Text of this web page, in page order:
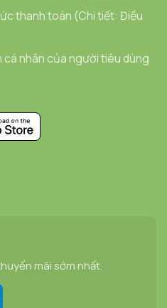
thanh toán (Chi tiết: Điều
nhân của người tiêu dùng
mãi sớm nhất.